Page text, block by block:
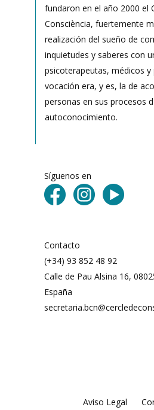
fundaron en el año 2000 el
Consciència, fuertemente
realización del sueño de
inquietudes y saberes con
psicoterapeutas, médicos y
vocación era, y es, la de
personas en sus procesos
autoconocimiento.
Síguenos en
Contacto
(+34) 93 852 48 92
Calle de Pau Alsina 16,
España
Aviso Legal